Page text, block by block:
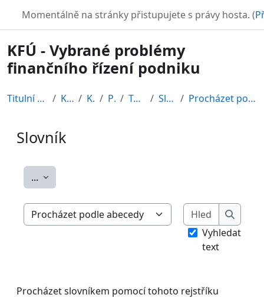
TURBO
Momentálně na stránky přistupujete s právy hosta. (
KFÚ - Vybrané problémy
finančního řízení podniku
Titulní stránka Kurzy KFÚ PK1 Topic 5 Slovník Procházet podle abecedy
Slovník
Požadavky na absolvování
... Exportovat položky
Procházet slovníkem pomocí tohoto rejstříku
Hledat
Hledat
Vyhledat
text
Procházet slovníkem pomocí tohoto rejstříku